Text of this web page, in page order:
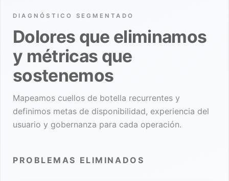
DIAGNÓSTICO SEGMENTADO
Dolores que eliminamos
y métricas que
sostenemos
Mapeamos cuellos de botella recurrentes y
definimos metas de disponibilidad, experiencia del
usuario y gobernanza para cada operación.
PROBLEMAS ELIMINADOS